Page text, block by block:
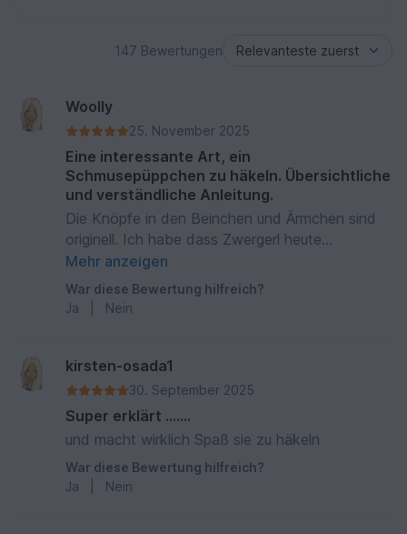
147 Bewertungen
Woolly
25. November 2025
Eine interessante Art, ein
Schmusepüppchen zu häkeln. Übersichtliche
und verständliche Anleitung.
Die Knöpfe in den Beinchen und Ärmchen sind
originell. Ich habe dass Zwergerl heute
fertiggestellt und möchte es am liebsten selbst
behalten, so nett ist es geworden.
Mehr anzeigen
War diese Bewertung hilfreich?
Ja
Nein
kirsten-osada1
30. September 2025
Super erklärt …….
und macht wirklich Spaß sie zu häkeln
War diese Bewertung hilfreich?
Ja
Nein